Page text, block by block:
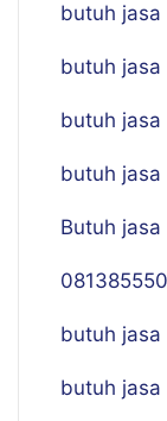
butuh
butuh
butuh
butuh
Butuh
butuh
butuh jasa